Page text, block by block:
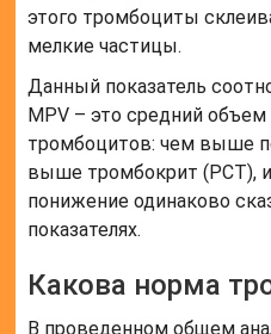
этого тромбоциты
мелкие частицы.
Данный показатель
MPV – это средний
тромбоцитов: чем выше
выше тромбокрит (РСТ),
понижение одинаково
показателях.
Какова норма
В проведенном общем